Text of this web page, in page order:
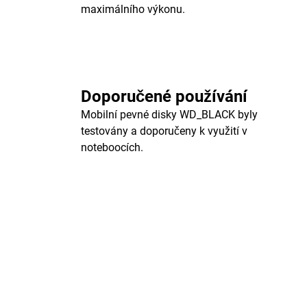
maximálního výkonu.
Doporučené používání
Mobilní pevné disky WD_BLACK byly
testovány a doporučeny k využití v
noteboocích.